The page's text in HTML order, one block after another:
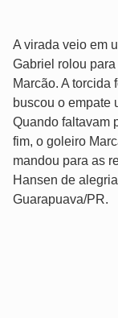
A virada veio em
Gabriel rolou
Marcão. A torcida
buscou o empate
Quando faltavam
fim, o goleiro
mandou para as
Hansen de
Guarapuava/PR.